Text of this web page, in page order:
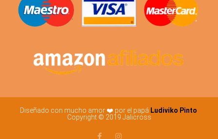
Diseñado con mucho amor ❤️ por el papá Ludiviko Pinto
Copyright © 2019 Jalicross